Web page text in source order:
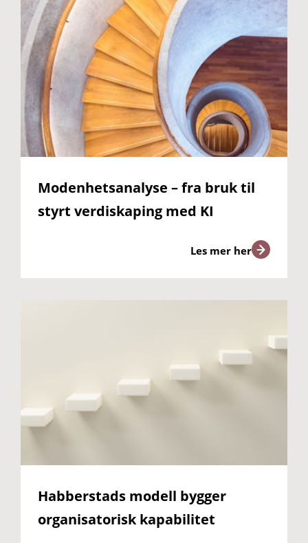
Modenhetsanalyse – fra bruk til
styrt verdiskaping med KI
Les mer her
Habberstads modell bygger
organisatorisk kapabilitet